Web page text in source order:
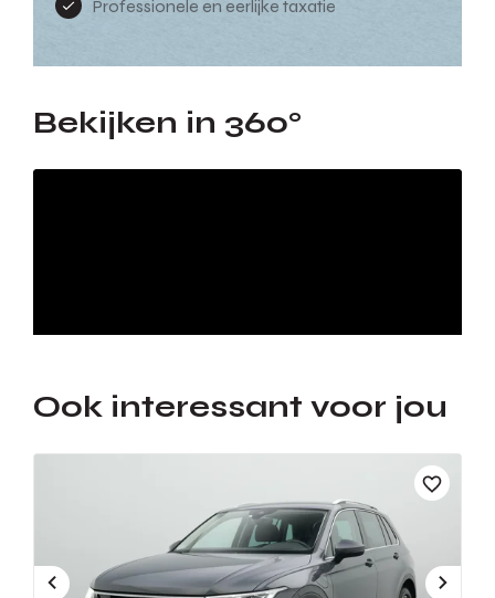
Professionele en eerlijke taxatie
Bekijken in 360°
Ook interessant voor jou